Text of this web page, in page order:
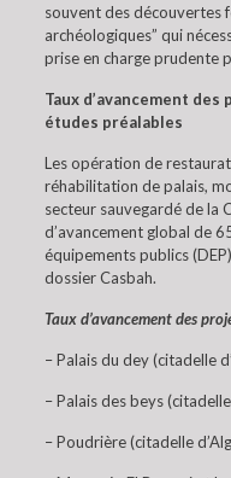
souvent des découvertes
archéologiques” qui
prise en charge prudente
Taux d’avancement
études préalables
Les opération de
réhabilitation de palais,
secteur sauvegardé de la
d’avancement global de
équipements publics
dossier Casbah.
Taux d’avancement des
– Palais du dey (citadelle
– Palais des beys
– Poudrière (citadelle